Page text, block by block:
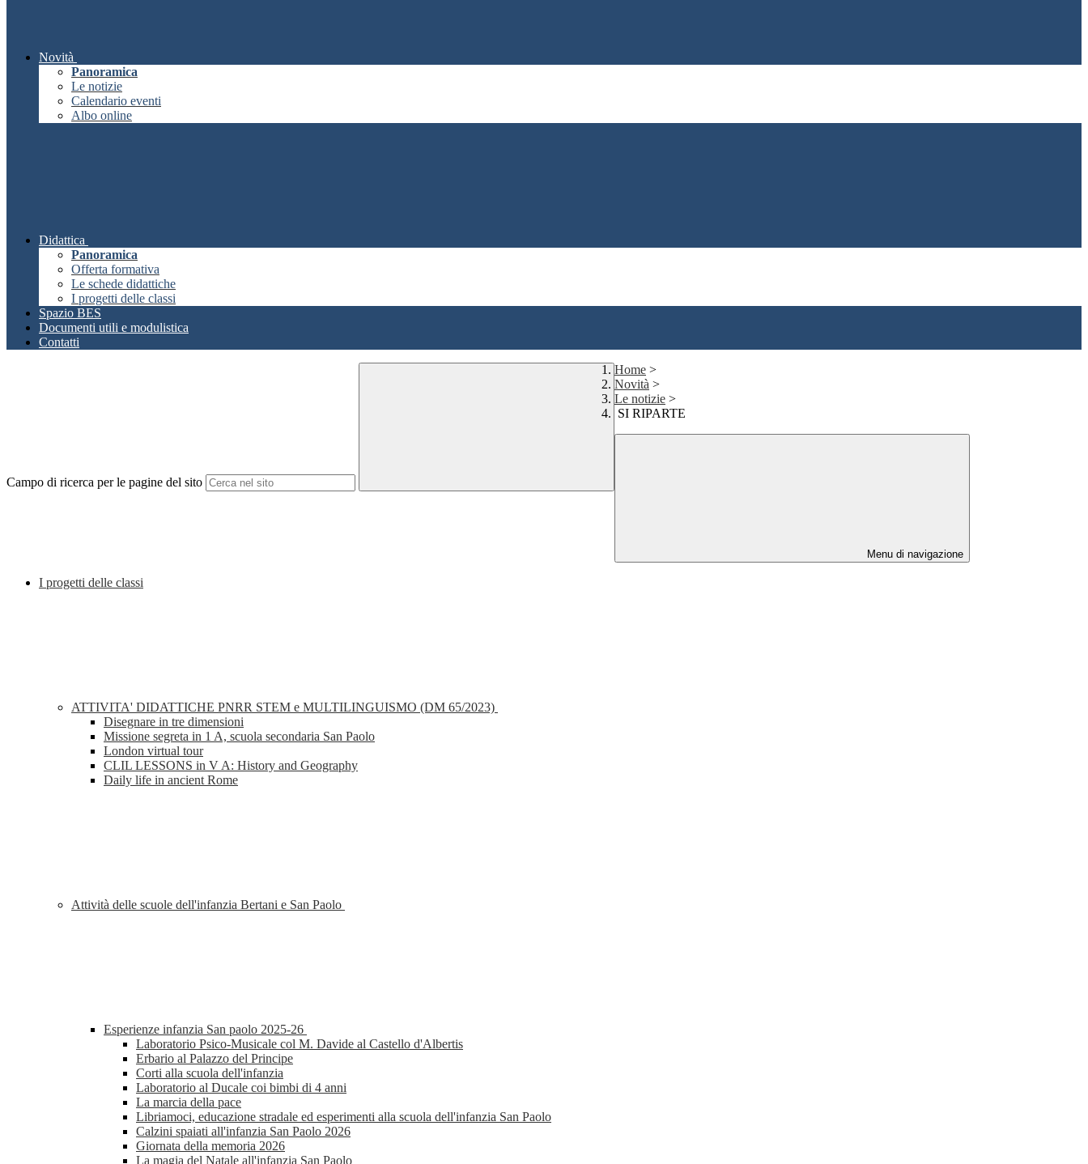
Novità
Panoramica
Le notizie
Calendario eventi
Albo online
Didattica
Panoramica
Offerta formativa
Le schede didattiche
I progetti delle classi
Spazio BES
Documenti utili e modulistica
Contatti
Campo di ricerca per le pagine del sito
Home >
Novità >
Le notizie >
SI RIPARTE
Menu di navigazione
I progetti delle classi
ATTIVITA' DIDATTICHE PNRR STEM e MULTILINGUISMO (DM 65/2023)
Disegnare in tre dimensioni
Missione segreta in 1 A, scuola secondaria San Paolo
London virtual tour
CLIL LESSONS in V A: History and Geography
Daily life in ancient Rome
Attività delle scuole dell'infanzia Bertani e San Paolo
Esperienze infanzia San paolo 2025-26
Laboratorio Psico-Musicale col M. Davide al Castello d'Albertis
Erbario al Palazzo del Principe
Corti alla scuola dell'infanzia
Laboratorio al Ducale coi bimbi di 4 anni
La marcia della pace
Libriamoci, educazione stradale ed esperimenti alla scuola dell'infanzia San Paolo
Calzini spaiati all'infanzia San Paolo 2026
Giornata della memoria 2026
La magia del Natale all'infanzia San Paolo